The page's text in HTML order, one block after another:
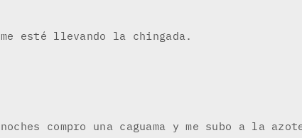
esté llevando la chingada.
compro una caguama y me subo a la